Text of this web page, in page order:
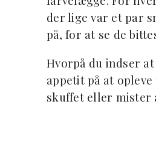
der lige var et par
på, for at se de
Hvorpå du indser
appetit på at
skuffet eller mister